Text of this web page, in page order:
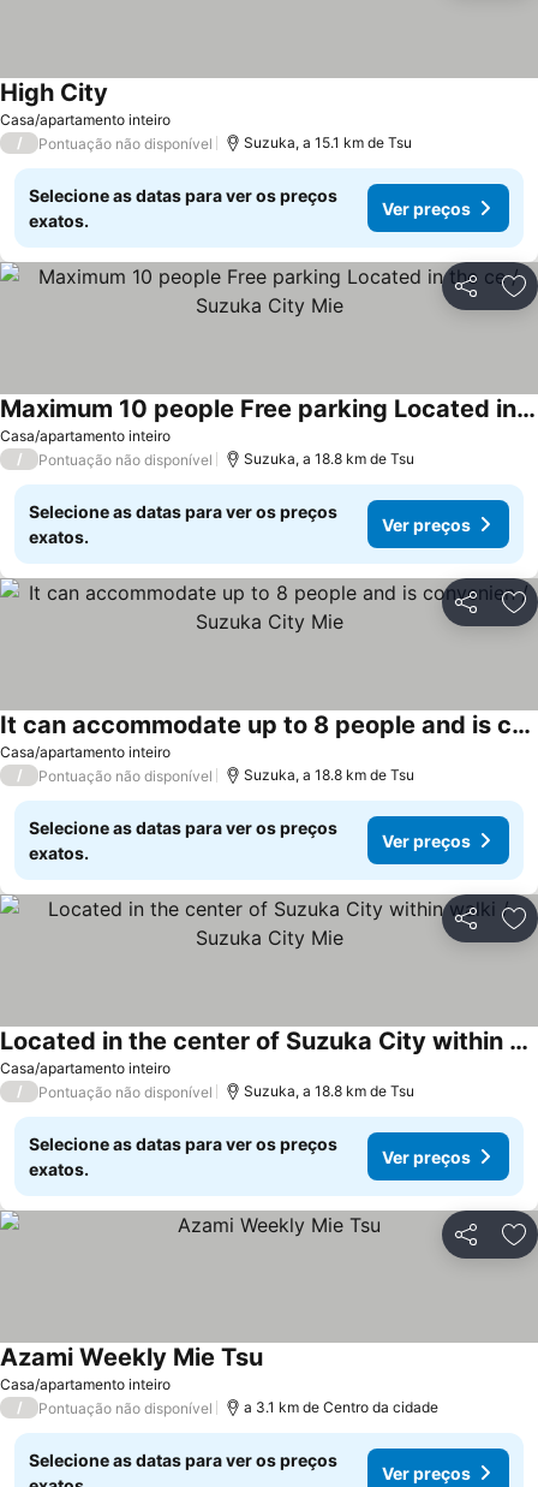
Casa/apartamento inteiro
High City
/ Pontuação não disponível Suzuka, a 15.1 km de Tsu
Selecione as datas para ver os preços
exatos.
Ver preços
Partilhar
Casa/apartamento inteiro
Maximum 10 people Free parking Located in the ce / Suzuka City Mie
/ Pontuação não disponível Suzuka, a 18.8 km de Tsu
Selecione as datas para ver os preços
exatos.
Ver preços
Partilhar
Casa/apartamento inteiro
It can accommodate up to 8 people and is convenien / Suzuka City Mie
/ Pontuação não disponível Suzuka, a 18.8 km de Tsu
Selecione as datas para ver os preços
exatos.
Ver preços
Partilhar
Casa/apartamento inteiro
Located in the center of Suzuka City within walki / Suzuka City Mie
/ Pontuação não disponível Suzuka, a 18.8 km de Tsu
Selecione as datas para ver os preços
exatos.
Ver preços
Partilhar
Casa/apartamento inteiro
Azami Weekly Mie Tsu
/ Pontuação não disponível a 3.1 km de Centro da cidade
Selecione as datas para ver os preços
Ver preços